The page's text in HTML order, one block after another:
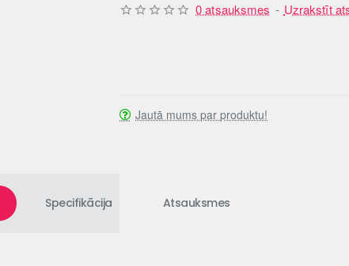
0 atsauksmes - Uzrakstīt
Jautā mums par produktu!
Specifikācija Atsauksmes